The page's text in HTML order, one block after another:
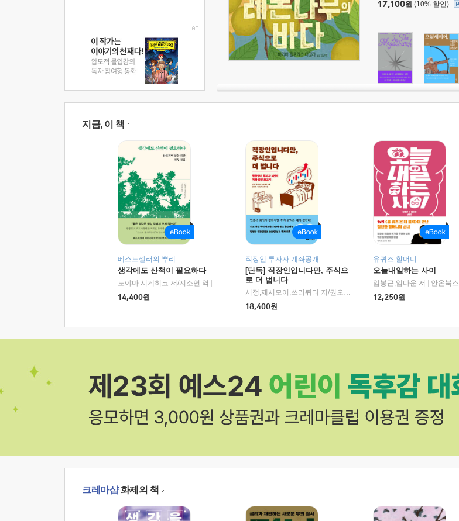
17,100원 (10% 할인)
지금, 이 책
베스트셀러의 뿌리
생각에도 산책이 필요하다
도야마 시게히코 저/지소연 역
알에이치코리아(RHK)
14,400원
직장인 투자자 계좌공개
[단독] 직장인입니다만, 주식으
로 더 법니다
서정,제시모어,쓰리쿼터 저/권오태,시그널리포트 편
18,400원
유퀴즈 할머니
오늘내일하는 사이
임봉근,임다운 저
안온북스
12,250원
크레마샵화제의 책